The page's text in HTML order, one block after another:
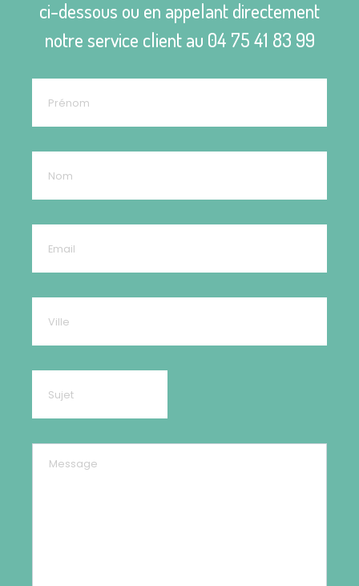
ci-dessous ou en appelant directement
notre service client au 04 75 41 83 99